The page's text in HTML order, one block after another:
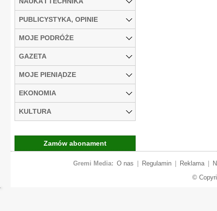
PUBLICYSTYKA, OPINIE
MOJE PODRÓŻE
GAZETA
MOJE PIENIĄDZE
EKONOMIA
KULTURA
Zamów abonament
Gremi Media: O nas Regulamin Reklama
©